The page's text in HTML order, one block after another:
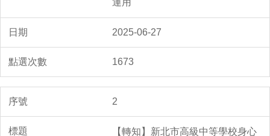
運用
2025-06-27
1673
2
【轉知】新北市高級中等學校身心